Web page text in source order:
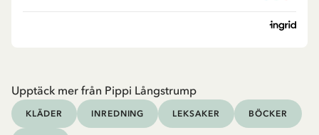
Upptäck mer från Pippi Långstrump
KLÄDER INREDNING LEKSAKER BÖCKER